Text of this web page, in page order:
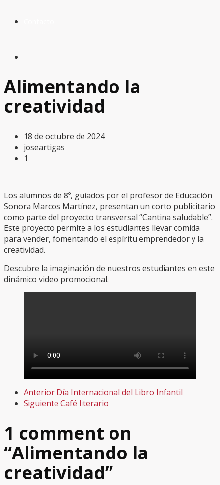
Alimentando la
creatividad
18 de octubre de 2024
joseartigas
1
Los alumnos de 8º, guiados por el profesor de Educación
Sonora Marcos Martínez, presentan un corto publicitario
como parte del proyecto transversal “Cantina saludable”.
Este proyecto permite a los estudiantes llevar comida
para vender, fomentando el espíritu emprendedor y la
creatividad.
Descubre la imaginación de nuestros estudiantes en este
dinámico video promocional.
Anterior Día Internacional del Libro Infantil
Siguiente Café literario
1 comment on
“Alimentando la
creatividad”